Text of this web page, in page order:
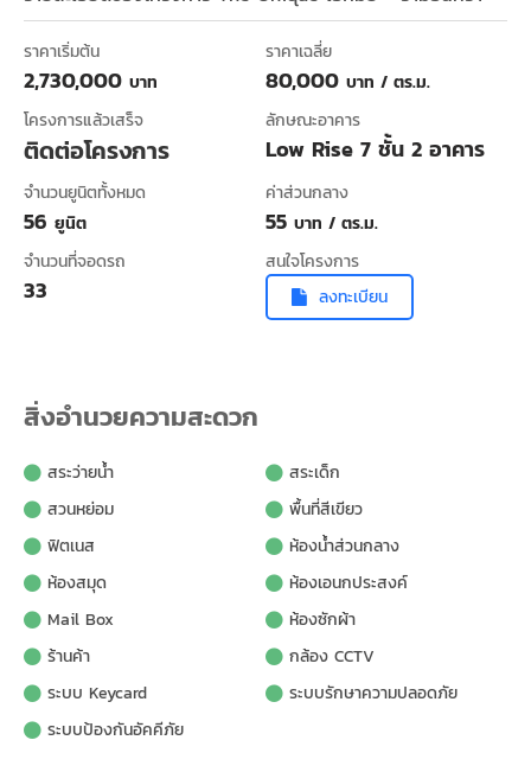
ราคาเริ่มต้น
2,730,000 บาท
ราคาเฉลี่ย
80,000 บาท / ตร.ม.
โครงการแล้วเสร็จ
ติดต่อโครงการ
ลักษณะอาคาร
Low Rise 7 ชั้น 2 อาคาร
จำนวนยูนิตทั้งหมด
56 ยูนิต
ค่าส่วนกลาง
55 บาท / ตร.ม.
จำนวนที่จอดรถ
33
สนใจโครงการ
ลงทะเบียน
สิ่งอำนวยความสะดวก
สระว่ายน้ำ
สระเด็ก
สวนหย่อม
พื้นที่สีเขียว
ฟิตเนส
ห้องน้ำส่วนกลาง
ห้องสมุด
ห้องเอนกประสงค์
Mail Box
ห้องซักผ้า
ร้านค้า
กล้อง CCTV
ระบบ Keycard
ระบบรักษาความปลอดภัย
ระบบป้องกันอัคคีภัย